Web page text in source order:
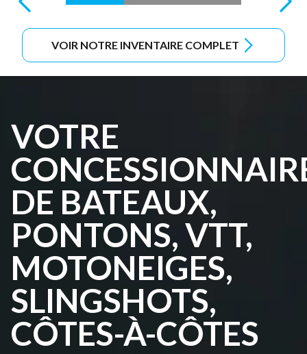
VOIR NOTRE INVENTAIRE COMPLET
VOTRE
DE BATEAUX,
PONTONS, VTT,
MOTONEIGES,
SLINGSHOTS,
CÔTES-À-CÔTES